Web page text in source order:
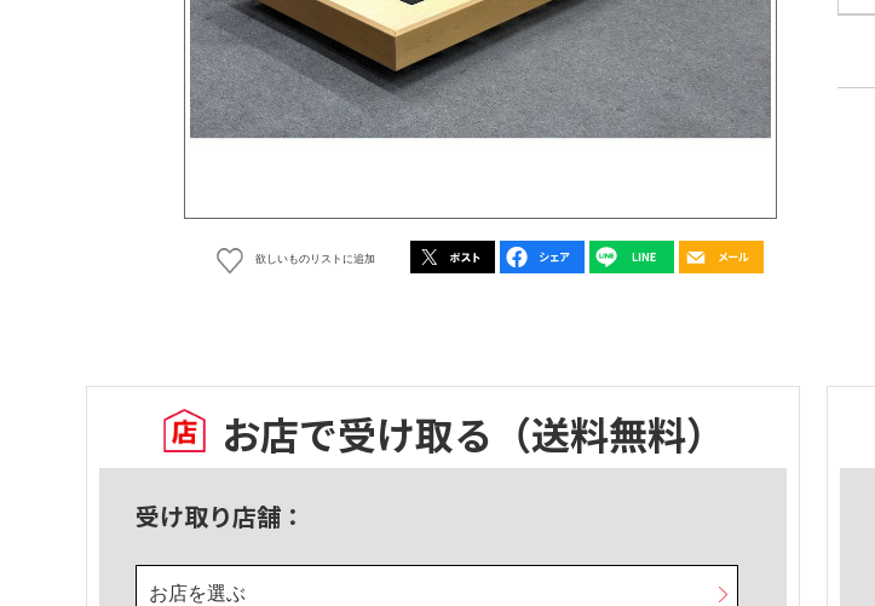
欲しいものリストに追加
お店で受け取る （送料無料）
受け取り店舗：
お店を選ぶ